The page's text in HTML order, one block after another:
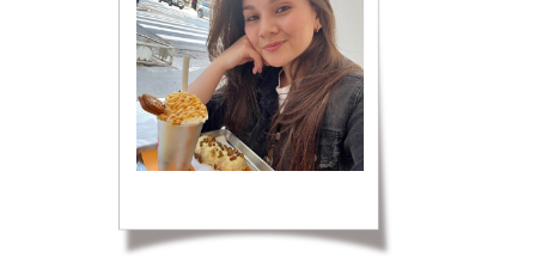
Almofadinhas –Kit Pokémon